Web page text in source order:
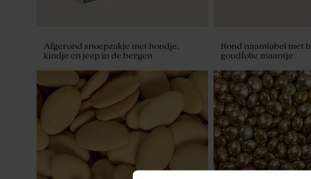
Afgerond snoepzakje met hondje,
kindje en jeep in de bergen
Rond naamlabel met
goudfolie maantje